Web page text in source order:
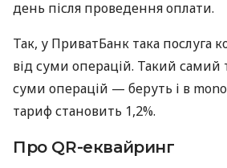
день після проведення оплати.
Так, у ПриватБанк така послуга
від суми операцій. Такий самий
суми операцій — беруть і в
тариф становить 1,2%.
Про QR-еквайринг